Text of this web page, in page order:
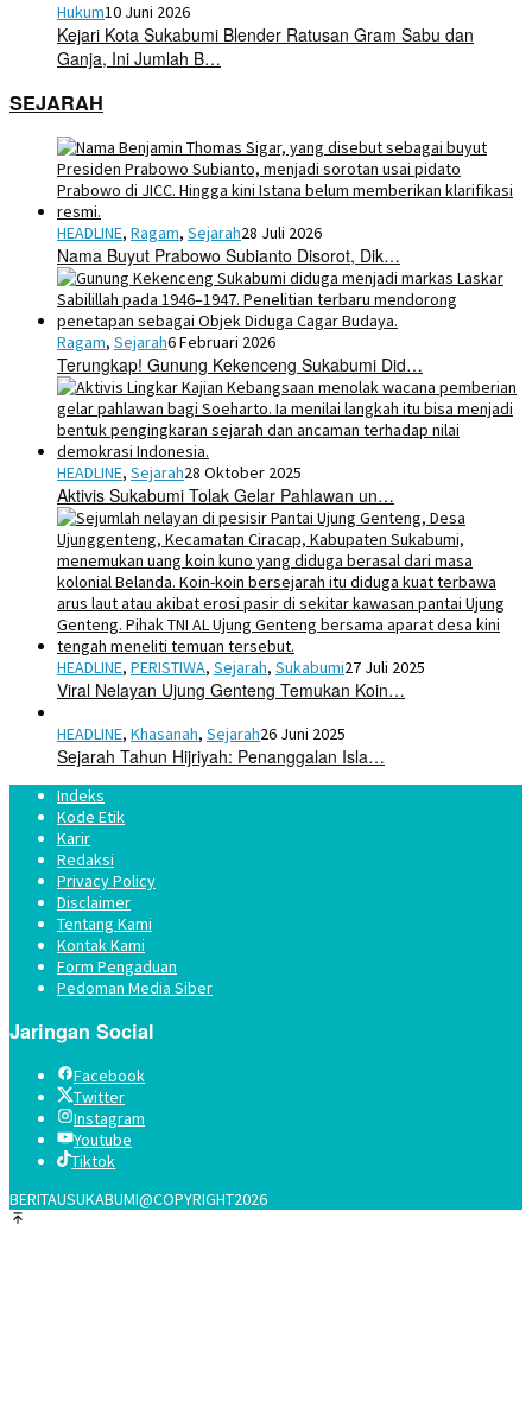
Hukum10 Juni 2026
Kejari Kota Sukabumi Blender Ratusan Gram Sabu dan
Ganja, Ini Jumlah B…
SEJARAH
HEADLINE, Ragam, Sejarah28 Juli 2026
Nama Buyut Prabowo Subianto Disorot, Dik…
Ragam, Sejarah6 Februari 2026
Terungkap! Gunung Kekenceng Sukabumi Did…
HEADLINE, Sejarah28 Oktober 2025
Aktivis Sukabumi Tolak Gelar Pahlawan un…
HEADLINE, PERISTIWA, Sejarah, Sukabumi27 Juli 2025
Viral Nelayan Ujung Genteng Temukan Koin…
HEADLINE, Khasanah, Sejarah26 Juni 2025
Sejarah Tahun Hijriyah: Penanggalan Isla…
Indeks
Kode Etik
Karir
Redaksi
Privacy Policy
Disclaimer
Tentang Kami
Kontak Kami
Form Pengaduan
Pedoman Media Siber
Jaringan Social
Facebook
Twitter
Instagram
Youtube
Tiktok
BERITAUSUKABUMI@COPYRIGHT2026